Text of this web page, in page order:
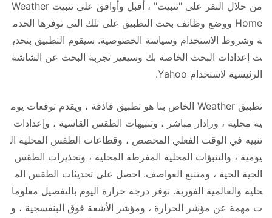
من خلال النقر على "تثبيت" ، أقبل وأوافق على تثبيت Weather
Home ووضع وظائف بحث التطبيق على تلك التي توفرها الخدم
ة وشروط الاستخدام وسياسة الخصوصية. سيقوم التطبيق بتحدي
ث إعدادات البحث الخاصة بك وسيغير تجربة البحث عن الشاشة
الرئيسية لاستخدام Yahoo.
تطبيق Weather الخاص بنا هو تطبيق قاذفة ، ويقدم توقعات يوم
ية محلية ، ورادار مباشر ، وتنبيهات الطقس القاسية ، وإعدادات
تنبيه في الوقت الفعلي المخصص ، وقطاعات الطقس المحلية ال
يومية ، والتنبؤات المحلية المفرطة المحلية ، وتحذيرات الطقس
الحية الحية ، ومتتبع العواصف. احصل على تحديثات الطقس الم
حلية والعالمية الفورية. توفر درجة حرارة اليوم بالتفصيل معلوما
ت مهمة عن مؤشر الحرارة ، ومؤشر الأشعة فوق البنفسجية ، و